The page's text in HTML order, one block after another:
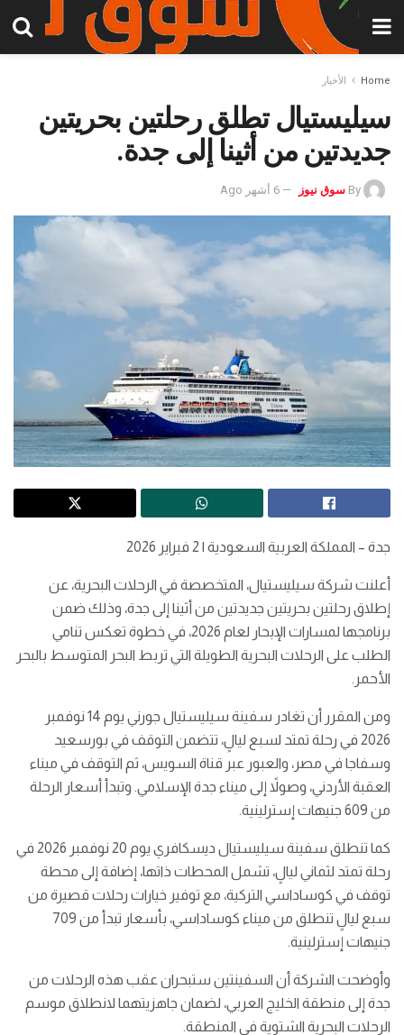
Home الأخبار
سيليستيال تطلق رحلتين بحريتين
جديدتين من أثينا إلى جدة.
By سوق نيوز 6 أشهر Ago
جدة – المملكة العربية السعودية | 2 فبراير 2026
أعلنت شركة سيليستيال، المتخصصة في الرحلات البحرية، عن
إطلاق رحلتين بحريتين جديدتين من أثينا إلى جدة، وذلك ضمن
برنامجها لمسارات الإبحار لعام 2026، في خطوة تعكس تنامي
الطلب على الرحلات البحرية الطويلة التي تربط البحر المتوسط بالبحر
الأحمر.
ومن المقرر أن تغادر سفينة سيليستيال جورني يوم 14 نوفمبر
2026 في رحلة تمتد لسبع ليالٍ، تتضمن التوقف في بورسعيد
وسفاجا في مصر، والعبور عبر قناة السويس، ثم التوقف في ميناء
العقبة الأردني، وصولاً إلى ميناء جدة الإسلامي. وتبدأ أسعار الرحلة
من 609 جنيهات إسترلينية.
كما تنطلق سفينة سيليستيال ديسكافري يوم 20 نوفمبر 2026 في
رحلة تمتد لثماني ليالٍ، تشمل المحطات ذاتها، إضافة إلى محطة
توقف في كوساداسي التركية، مع توفير خيارات رحلات قصيرة من
سبع ليالٍ تنطلق من ميناء كوساداسي، بأسعار تبدأ من 709
جنيهات إسترلينية.
وأوضحت الشركة أن السفينتين ستبحران عقب هذه الرحلات من
جدة إلى منطقة الخليج العربي، لضمان جاهزيتهما لانطلاق موسم
الرحلات البحرية الشتوية في المنطقة.